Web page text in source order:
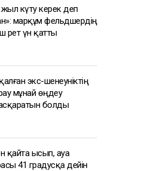
жыл күту керек деп
марқұм фельдшердің
рет үн қатты
экс-шенеуніктің
мұнай өңдеу
болды
қайта ысып, ауа
41 градусқа дейін